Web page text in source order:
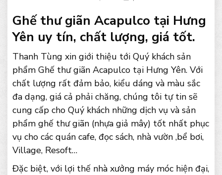
Ghế thư giãn Acapulco tại Hưng
Yên uy tín, chất lượng, giá tốt.
Thanh Tùng xin giới thiệu tới Quý khách sản
phẩm Ghế thư giãn Acapulco tại Hưng Yên. Với
chất lượng rất đảm bảo, kiểu dáng và màu sắc
đa dạng, giá cả phải chăng, chúng tôi tự tin sẽ
cung cấp cho Quý khách những dịch vụ và sản
phẩm ghế thư giãn (nhựa giả mây) tốt nhất phục
vụ cho các quán cafe, đọc sách, nhà vườn ,bể bơi,
Village, Resoft…
Đặc biệt, với lợi thế nhà xưởng máy móc hiện đại,